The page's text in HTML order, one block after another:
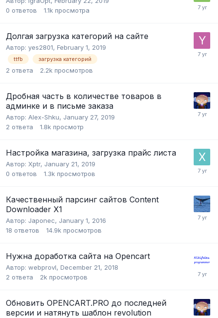
0 ответов 1.1k просмотра
Долгая загрузка категорий на сайте
Автор: yes2801, February 1, 2019
ttfb загрузка категорий
2 ответа 2.2k просмотров
Дробная часть в количестве товаров в
админке и в письме заказа
Автор: Alex-Shku, January 27, 2019
2 ответа 1.8k просмотр
Настройка магазина, загрузка прайс листа
Автор: Xptr, January 21, 2019
0 ответов 1.3k просмотров
Качественный парсинг сайтов Content
Downloader X1
Автор: Japonec, January 1, 2016
18 ответов 14.9k просмотров
Нужна доработка сайта на Opencart
Автор: webprovl, December 21, 2018
2 ответа 2k просмотров
Обновить OPENCART.PRO до последней
версии и натянуть шаблон revolution